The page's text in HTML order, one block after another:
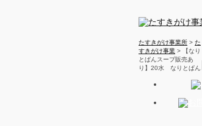
たすきがけ事業所 > た
すきがけ事業 > 【なり
とぱんスープ販売あ
り】20水 なりとぱん